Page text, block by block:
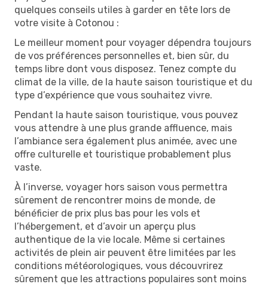
quelques conseils utiles à garder en tête lors de
votre visite à Cotonou :
Le meilleur moment pour voyager dépendra toujours
de vos préférences personnelles et, bien sûr, du
temps libre dont vous disposez. Tenez compte du
climat de la ville, de la haute saison touristique et du
type d’expérience que vous souhaitez vivre.
Pendant la haute saison touristique, vous pouvez
vous attendre à une plus grande affluence, mais
l’ambiance sera également plus animée, avec une
offre culturelle et touristique probablement plus
vaste.
À l’inverse, voyager hors saison vous permettra
sûrement de rencontrer moins de monde, de
bénéficier de prix plus bas pour les vols et
l’hébergement, et d’avoir un aperçu plus
authentique de la vie locale. Même si certaines
activités de plein air peuvent être limitées par les
conditions météorologiques, vous découvrirez
sûrement que les attractions populaires sont moins